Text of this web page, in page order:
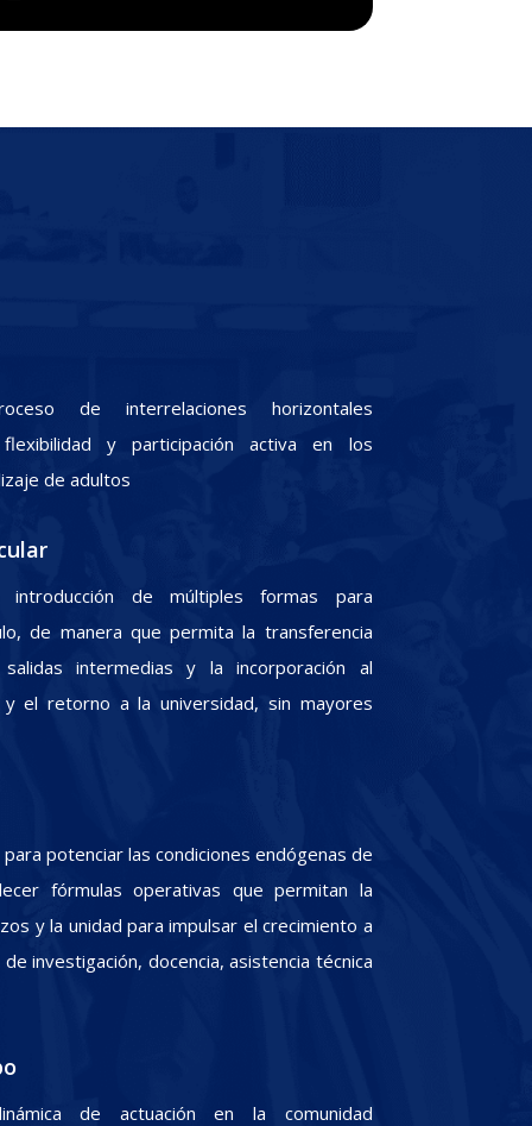
de interrelaciones horizontales
y participación activa en los
de adultos
introducción de múltiples formas para
de manera que permita la transferencia
intermedias y la incorporación al
el retorno a la universidad, sin mayores
potenciar las condiciones endógenas de
fórmulas operativas que permitan la
y la unidad para impulsar el crecimiento a
investigación, docencia, asistencia técnica
de actuación en la comunidad